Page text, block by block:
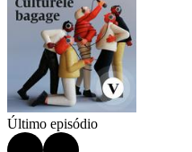
Último episódio